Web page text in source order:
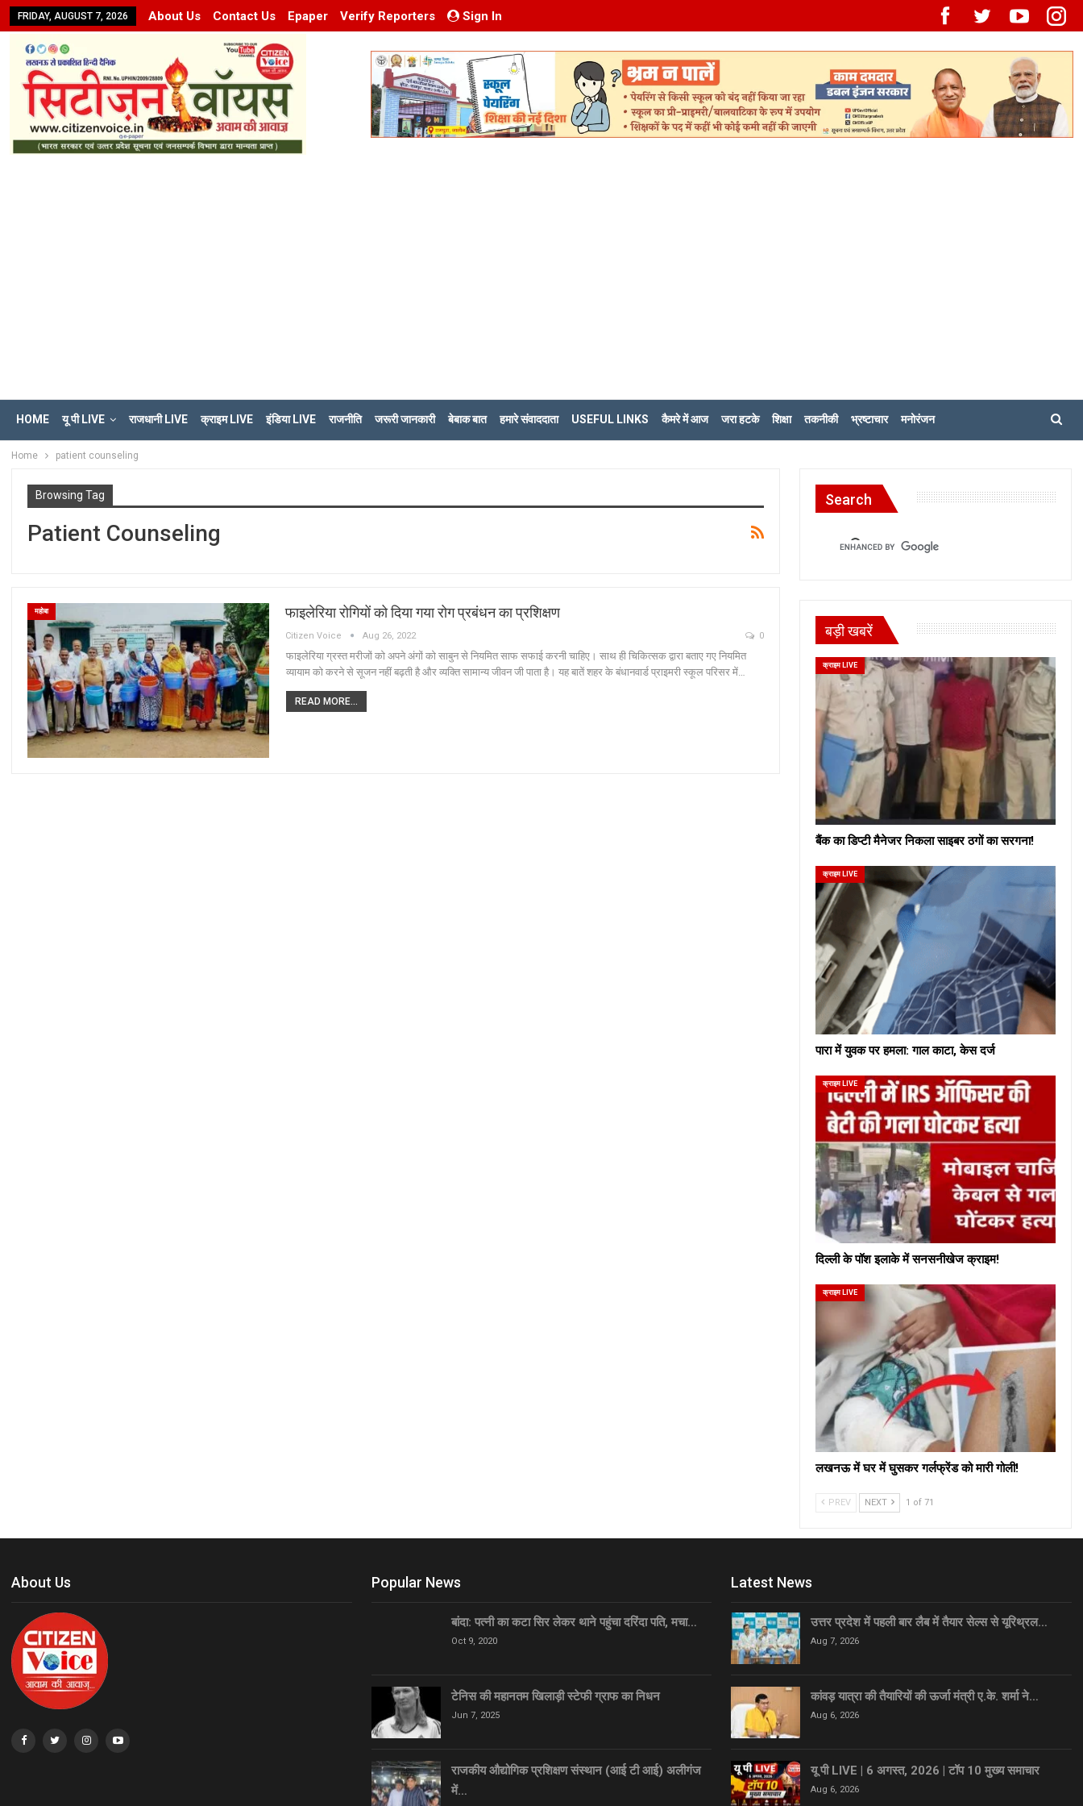
FRIDAY, AUGUST 7, 2026 About Us Contact Us Epaper Verify Reporters Sign In
HOME यू पी LIVE राजधानी LIVE क्राइम LIVE इंडिया LIVE राजनीति जरूरी जानकारी बेबाक बात हमारे संवाददाता USEFUL LINKS कैमरे में आज जरा हटके शिक्षा तकनीकी भ्रष्टाचार मनोरंजन
Home patient counseling
Browsing Tag
Patient Counseling
महोबा फाइलेरिया रोगियों को दिया गया रोग प्रबंधन का प्रशिक्षण
Citizen Voice Aug 26, 2022 0
फाइलेरिया ग्रस्त मरीजों को अपने अंगों को साबुन से नियमित साफ सफाई करनी चाहिए। साथ ही चिकित्सक द्वारा बताए गए नियमित
व्यायाम को करने से सूजन नहीं बढ़ती है और व्यक्ति सामान्य जीवन जी पाता है। यह बातें शहर के बंधानवार्ड प्राइमरी स्कूल परिसर में…
READ MORE...
Search
बड़ी खबरें
क्राइम LIVE
बैंक का डिप्टी मैनेजर निकला साइबर ठगों का सरगना!
क्राइम LIVE
पारा में युवक पर हमला: गाल काटा, केस दर्ज
क्राइम LIVE
दिल्ली के पॉश इलाके में सनसनीखेज क्राइम!
क्राइम LIVE
लखनऊ में घर में घुसकर गर्लफ्रेंड को मारी गोली!
PREV NEXT 1 of 71
About Us Popular News
बांदा: पत्नी का कटा सिर लेकर थाने पहुंचा दरिंदा पति, मचा…
Oct 9, 2020
टेनिस की महानतम खिलाड़ी स्टेफी ग्राफ का निधन
Jun 7, 2025
राजकीय औद्योगिक प्रशिक्षण संस्थान (आई टी आई) अलीगंज
में…
Latest News
उत्तर प्रदेश में पहली बार लैब में तैयार सेल्स से यूरिथ्रल…
Aug 7, 2026
कांवड़ यात्रा की तैयारियों की ऊर्जा मंत्री ए.के. शर्मा ने…
Aug 6, 2026
यू पी LIVE | 6 अगस्त, 2026 | टॉप 10 मुख्य समाचार
Aug 6, 2026